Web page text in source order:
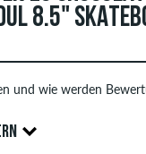
8.5"
und wie werden
skatedeluxe
Diese werden erst